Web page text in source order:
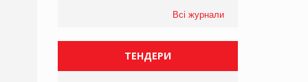
Всі журнали
ТЕНДЕРИ